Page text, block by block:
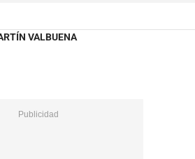
VALBUENA